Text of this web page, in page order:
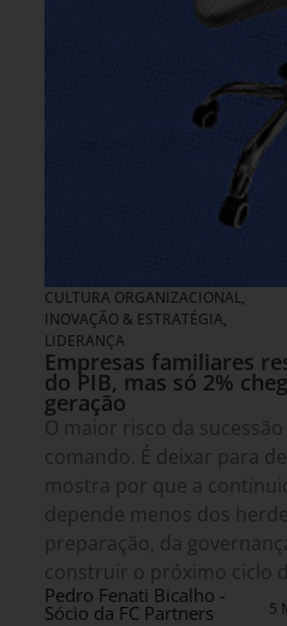
CULTURA ORGANIZACIONAL,
INOVAÇÃO & ESTRATÉGIA,
LIDERANÇA
Empresas familiares
do PIB, mas só 2%
geração
O maior risco da
comando. É deixar para
mostra por que a
depende menos dos
preparação, da
construir o próximo ciclo
Pedro Fenati Bicalho -
Sócio da FC Partners 5